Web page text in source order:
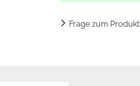
Frage zum Produkt